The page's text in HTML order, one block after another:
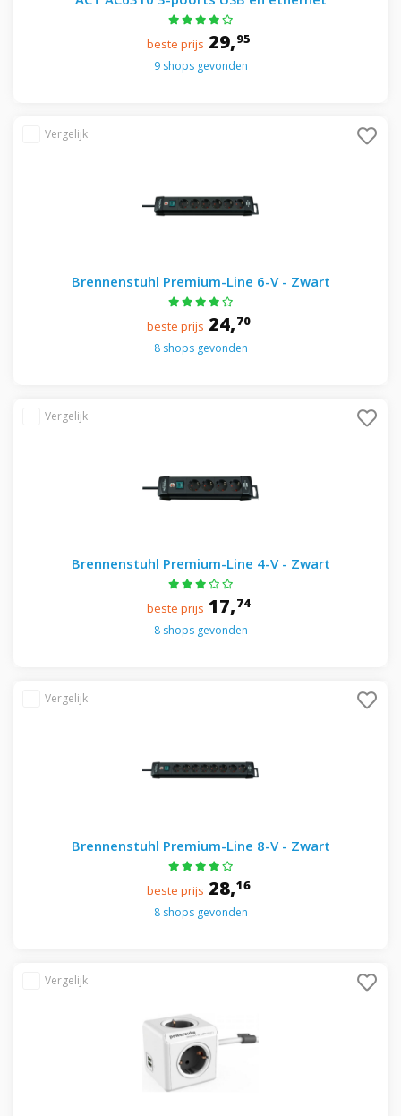
beste prijs 29,95
9 shops gevonden
Brennenstuhl Premium-Line 6-V - Zwart
beste prijs 24,70
8 shops gevonden
Brennenstuhl Premium-Line 4-V - Zwart
beste prijs 17,74
8 shops gevonden
Brennenstuhl Premium-Line 8-V - Zwart
beste prijs 28,16
8 shops gevonden